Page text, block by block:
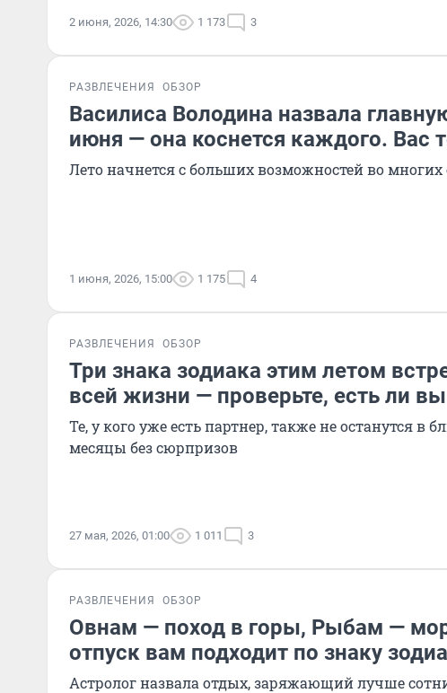
2 июня, 2026, 14:30 1 173 3
РАЗВЛЕЧЕНИЯ ОБЗОР
Василиса Володина назвала
июня — она коснется каждого. Вас
Лето начнется с больших возможностей во
1 июня, 2026, 15:00 1 175 4
РАЗВЛЕЧЕНИЯ ОБЗОР
Три знака зодиака этим летом
всей жизни — проверьте, есть ли
Те, у кого уже есть партнер, также не останутся в
месяцы без сюрпризов
27 мая, 2026, 01:00 1 011 3
РАЗВЛЕЧЕНИЯ ОБЗОР
Овнам — поход в горы, Рыбам —
отпуск вам подходит по знаку
Астролог назвала отдых, заряжающий лучше